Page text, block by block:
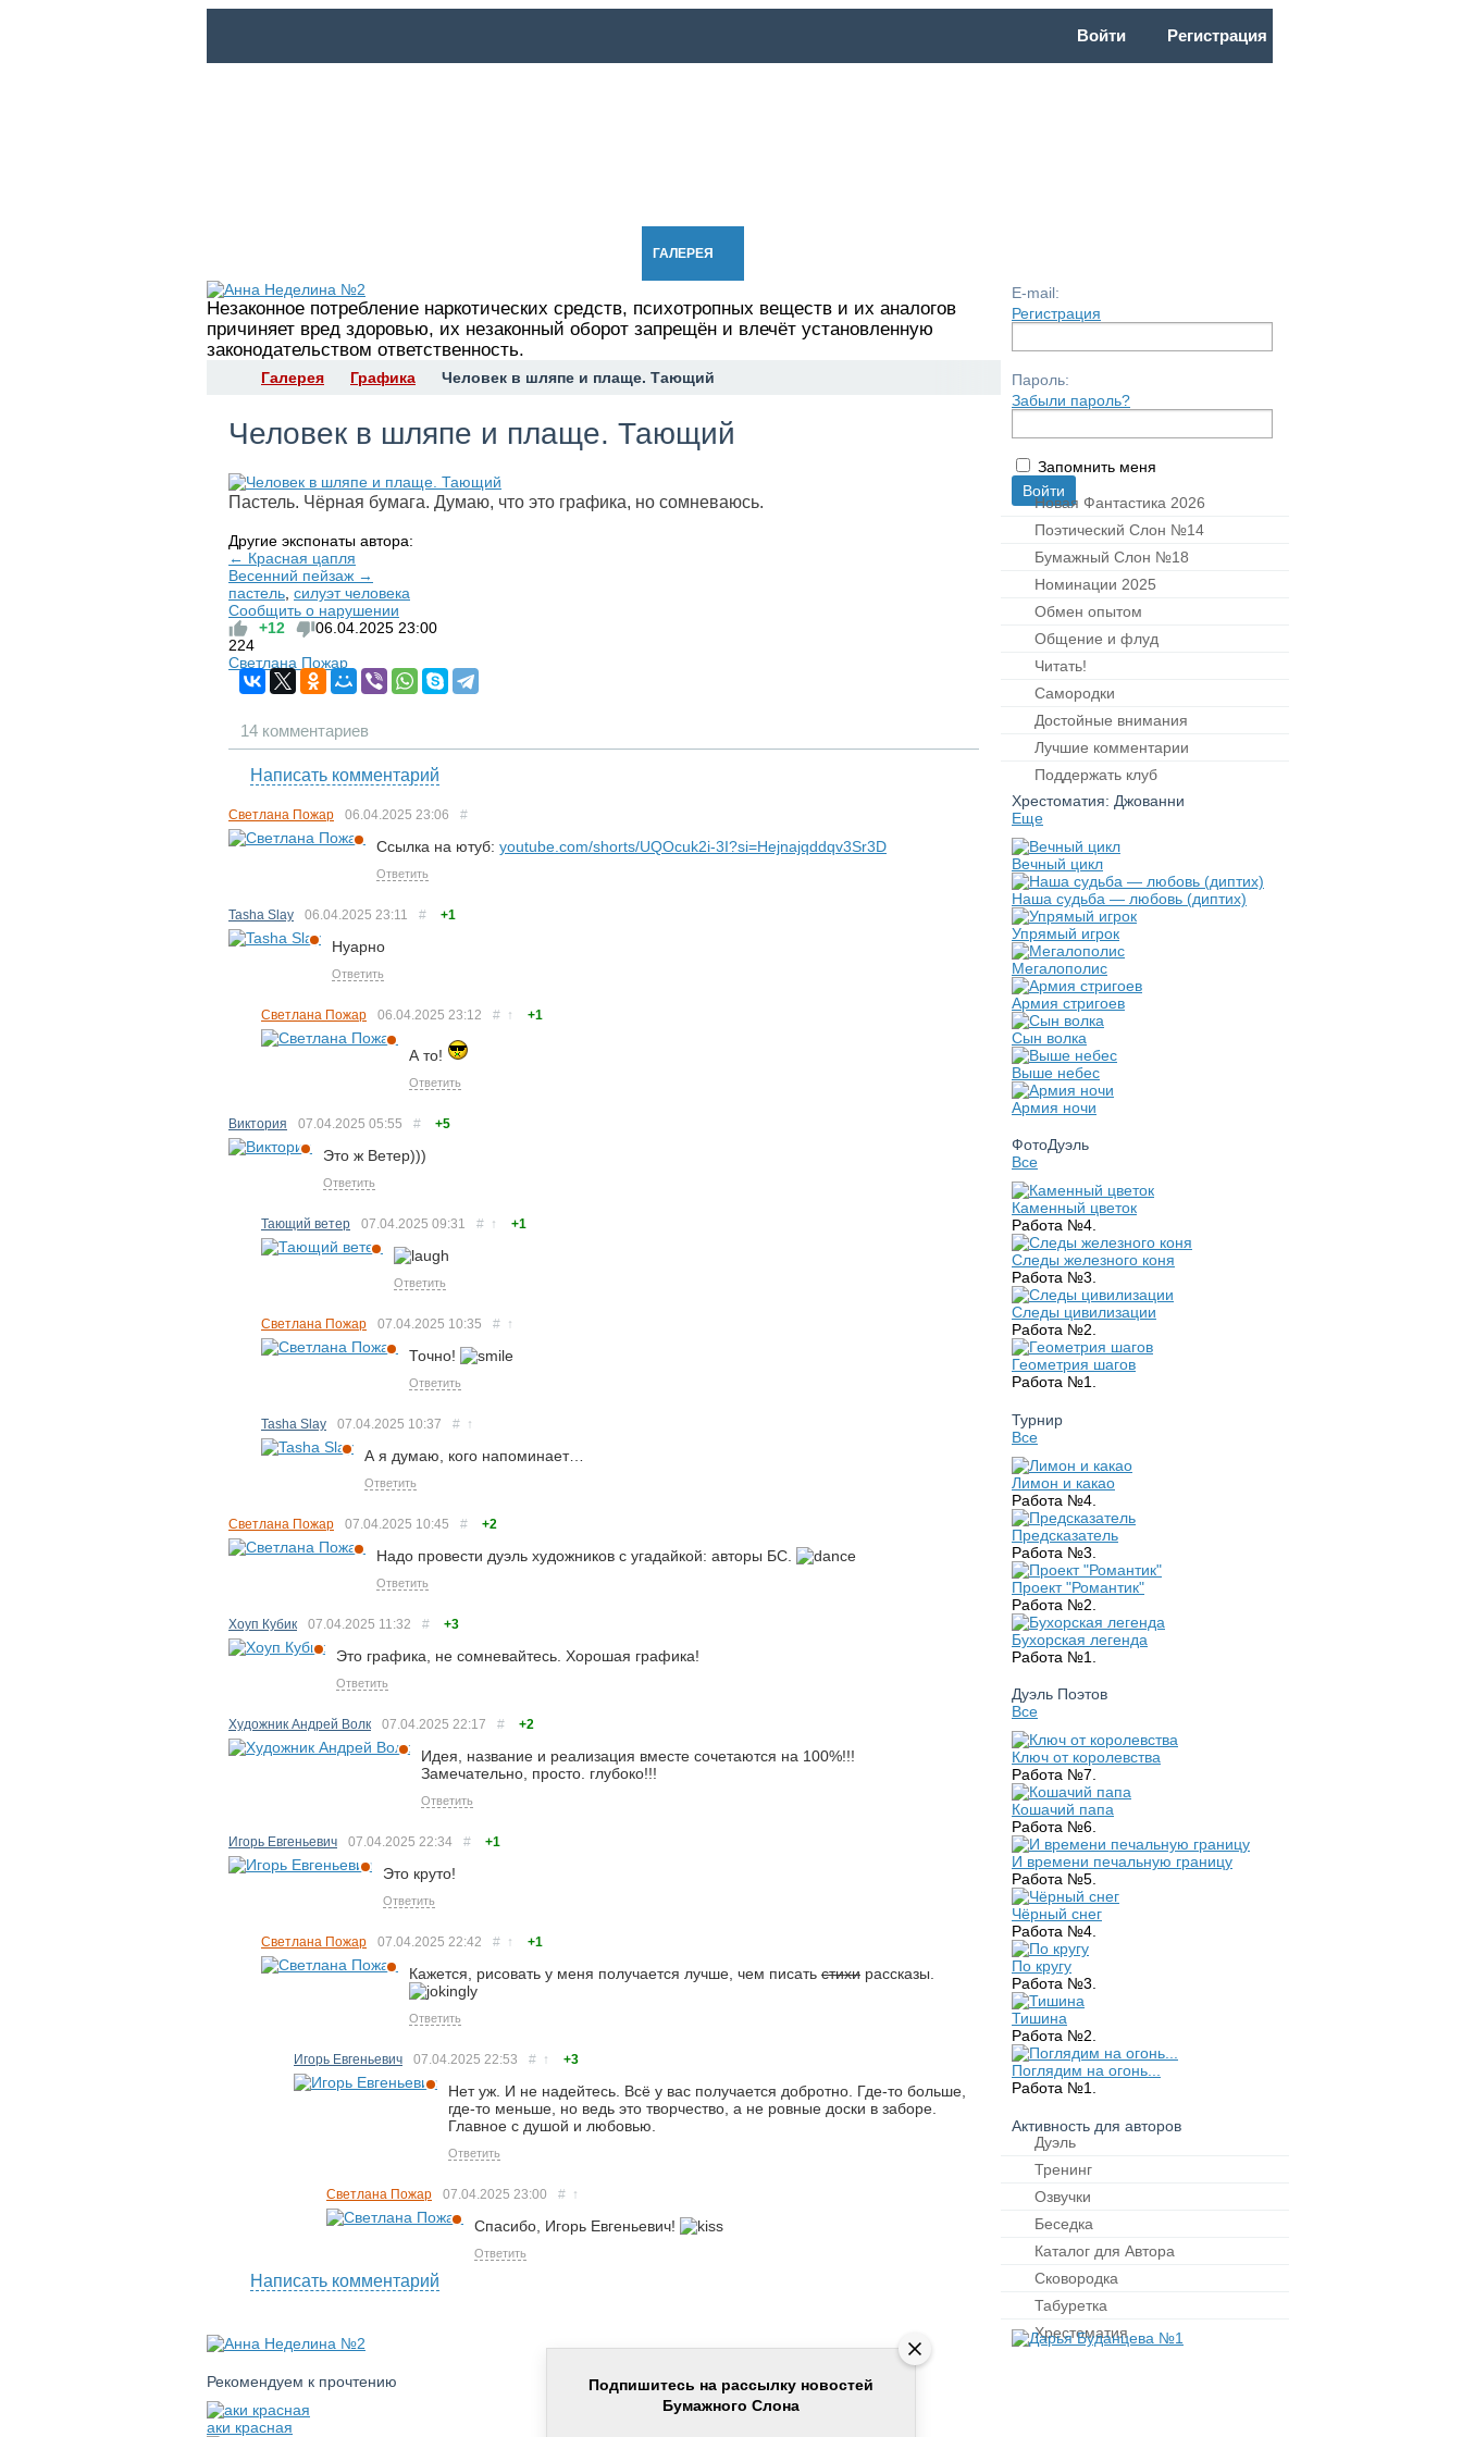
Войти Регистрация
ГАЛЕРЕЯ
Незаконное потребление наркотических средств, психотропных веществ и их аналогов
причиняет вред здоровью, их незаконный оборот запрещён и влечёт установленную
законодательством ответственность.
Галерея Графика Человек в шляпе и плаще. Тающий
Человек в шляпе и плаще. Тающий
Пастель. Чёрная бумага. Думаю, что это графика, но сомневаюсь.
Другие экспонаты автора:
← Красная цапля
Весенний пейзаж →
пастель силуэт человека
Сообщить о нарушении
+12
06.04.2025 23:00
224
Светлана Пожар
14 комментариев
Написать комментарий
Светлана Пожар 06.04.2025 23:06 #
Ссылка на ютуб: youtube.com/shorts/UQOcuk2i-3I?si=Hejnajqddqv3Sr3D
Ответить
Tasha Slay 06.04.2025 23:11 # +1
Нуарно
Ответить
Светлана Пожар 06.04.2025 23:12 # ↑ +1
А то!
Ответить
Виктория 07.04.2025 05:55 # +5
Это ж Ветер)))
Ответить
Тающий ветер 07.04.2025 09:31 # ↑ +1
Ответить
Светлана Пожар 07.04.2025 10:35 # ↑
Точно!
Ответить
Tasha Slay 07.04.2025 10:37 # ↑
А я думаю, кого напоминает…
Ответить
Светлана Пожар 07.04.2025 10:45 # +2
Надо провести дуэль художников с угадайкой: авторы БС.
Ответить
Хоуп Кубик 07.04.2025 11:32 # +3
Это графика, не сомневайтесь. Хорошая графика!
Ответить
Художник Андрей Волк 07.04.2025 22:17 # +2
Идея, название и реализация вместе сочетаются на 100%!!!
Замечательно, просто. глубоко!!!
Ответить
Игорь Евгеньевич 07.04.2025 22:34 # +1
Это круто!
Ответить
Светлана Пожар 07.04.2025 22:42 # ↑ +1
Кажется, рисовать у меня получается лучше, чем писать стихи рассказы.
Ответить
Игорь Евгеньевич 07.04.2025 22:53 # ↑ +3
Нет уж. И не надейтесь. Всё у вас получается добротно. Где-то больше,
где-то меньше, но ведь это творчество, а не ровные доски в заборе.
Главное с душой и любовью.
Ответить
Светлана Пожар 07.04.2025 23:00 # ↑
Спасибо, Игорь Евгеньевич!
Ответить
Написать комментарий
Рекомендуем к прочтению
аки красная
E-mail:
Регистрация
Пароль:
Забыли пароль?
Запомнить меня
Новая Фантастика 2026
Поэтический Слон №14
Бумажный Слон №18
Номинации 2025
Обмен опытом
Общение и флуд
Читать!
Самородки
Достойные внимания
Лучшие комментарии
Поддержать клуб
Хрестоматия: Джованни
Еще
Вечный цикл
Наша судьба — любовь (диптих)
Упрямый игрок
Мегалополис
Армия стригоев
Сын волка
Выше небес
Армия ночи
ФотоДуэль
Все
Каменный цветок
Работа №4.
Следы железного коня
Работа №3.
Следы цивилизации
Работа №2.
Геометрия шагов
Работа №1.
Турнир
Все
Лимон и какао
Работа №4.
Предсказатель
Работа №3.
Проект "Романтик"
Работа №2.
Бухорская легенда
Работа №1.
Дуэль Поэтов
Все
Ключ от королевства
Работа №7.
Кошачий папа
Работа №6.
И времени печальную границу
Работа №5.
Чёрный снег
Работа №4.
По кругу
Работа №3.
Тишина
Работа №2.
Поглядим на огонь...
Работа №1.
Активность для авторов
Дуэль
Тренинг
Озвучки
Беседка
Каталог для Автора
Сковородка
Табуретка
Хрестоматия
Подпишитесь на рассылку новостей
Бумажного Слона